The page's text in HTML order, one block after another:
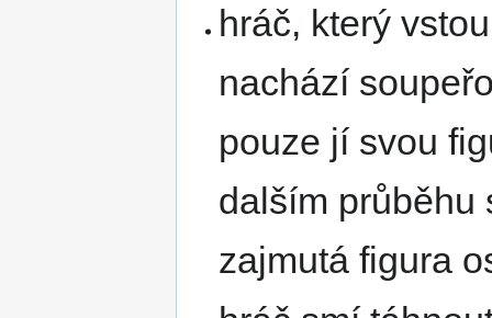
hráč, který
nachází
pouze jí svou
dalším průběhu
zajmutá figura